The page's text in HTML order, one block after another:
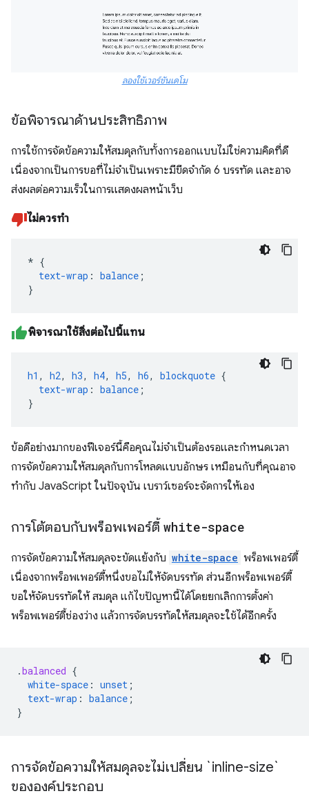
ลองใช้เวอร์ชันเดโม
ข้อพิจารณาด้านประสิทธิภาพ
การใช้การจัดข้อความให้สมดุลกับทั้งการออกแบบไม่ใช่ความคิดที่ดี
เนื่องจากเป็นการขอที่ไม่จำเป็นเพราะมีขีดจำกัด 6 บรรทัด และอาจ
ส่งผลต่อความเร็วในการแสดงผลหน้าเว็บ
ไม่ควรทำ
* {
text-wrap : balance ;
}
พิจารณาใช้สิ่งต่อไปนี้แทน
h1 , h2, h3, h4, h5, h6, blockquote {
text-wrap : balance ;
}
ข้อดีอย่างมากของฟีเจอร์นี้คือคุณไม่จำเป็นต้องรอและกำหนดเวลา
การจัดข้อความให้สมดุลกับการโหลดแบบอักษร เหมือนกับที่คุณอาจ
ทำกับ JavaScript ในปัจจุบัน เบราว์เซอร์จะจัดการให้เอง
การโต้ตอบกับพร็อพเพอร์ตี้ white-space
การจัดข้อความให้สมดุลจะขัดแย้งกับ white-space พร็อพเพอร์ตี้
เนื่องจากพร็อพเพอร์ตี้หนึ่งขอไม่ให้จัดบรรทัด ส่วนอีกพร็อพเพอร์ตี้
ขอให้จัดบรรทัดให้ สมดุล แก้ไขปัญหานี้ได้โดยยกเลิกการตั้งค่า
พร็อพเพอร์ตี้ช่องว่าง แล้วการจัดบรรทัดให้สมดุลจะใช้ได้อีกครั้ง
.balanced {
white-space : unset ;
text-wrap : balance ;
}
การจัดข้อความให้สมดุลจะไม่เปลี่ยน `inline-size`
ขององค์ประกอบ